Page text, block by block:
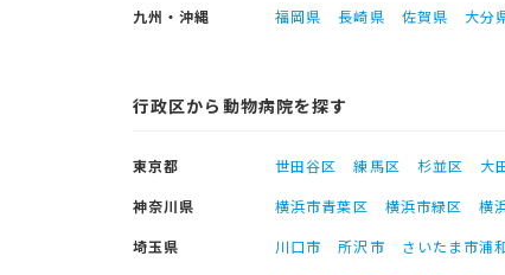
九州・沖縄
福岡県 長崎県 佐賀県 大分
行政区から動物病院を探す
東京都 世田谷区 練馬区 杉並区 大
神奈川県
横浜市青葉区 横浜市緑区 横
埼玉県
川口市 所沢市 さいたま市浦